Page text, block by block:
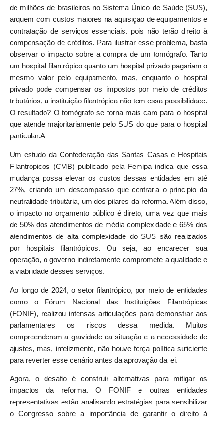
de milhões de brasileiros no Sistema Único de Saúde (SUS),
arquem com custos maiores na aquisição de equipamentos e
contratação de serviços essenciais, pois não terão direito à
compensação de créditos. Para ilustrar esse problema, basta
observar o impacto sobre a compra de um tomógrafo. Tanto
um hospital filantrópico quanto um hospital privado pagariam o
mesmo valor pelo equipamento, mas, enquanto o hospital
privado pode compensar os impostos por meio de créditos
tributários, a instituição filantrópica não tem essa possibilidade.
O resultado? O tomógrafo se torna mais caro para o hospital
que atende majoritariamente pelo SUS do que para o hospital
particular.A
Um estudo da Confederação das Santas Casas e Hospitais
Filantrópicos (CMB) publicado pela Femipa indica que essa
mudança possa elevar os custos dessas entidades em até
27%, criando um descompasso que contraria o princípio da
neutralidade tributária, um dos pilares da reforma. Além disso,
o impacto no orçamento público é direto, uma vez que mais
de 50% dos atendimentos de média complexidade e 65% dos
atendimentos de alta complexidade do SUS são realizados
por hospitais filantrópicos. Ou seja, ao encarecer sua
operação, o governo indiretamente compromete a qualidade e
a viabilidade desses serviços.
Ao longo de 2024, o setor filantrópico, por meio de entidades
como o Fórum Nacional das Instituições Filantrópicas
(FONIF), realizou intensas articulações para demonstrar aos
parlamentares os riscos dessa medida. Muitos
compreenderam a gravidade da situação e a necessidade de
ajustes, mas, infelizmente, não houve força política suficiente
para reverter esse cenário antes da aprovação da lei.
Agora, o desafio é construir alternativas para mitigar os
impactos da reforma. O FONIF e outras entidades
representativas estão analisando estratégias para sensibilizar
o Congresso sobre a importância de garantir o direito à